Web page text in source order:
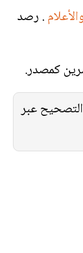
. رصد
كمصدر.
عبر